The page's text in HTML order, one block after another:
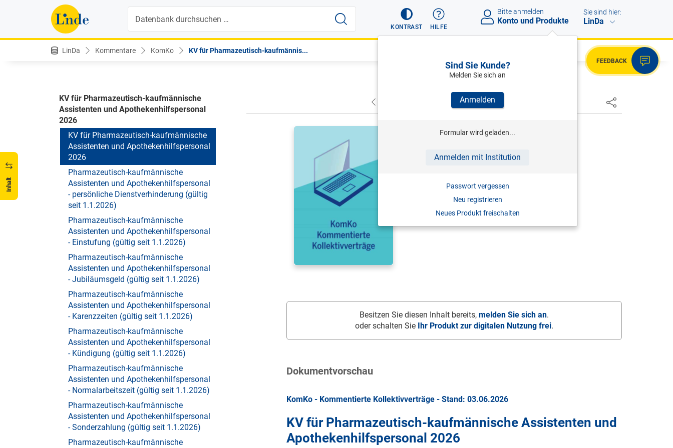
KONTRAST HILFE
Bitte anmelden
Konto und Produkte
Sind Sie Kunde?
Melden Sie sich an
Anmelden
Formular wird geladen...
Anmelden mit Institution
Passwort vergessen
Neu registrieren
Neues Produkt freischalten
Sie sind hier:
LinDa
LinDa Kommentare KomKo KV für Pharmazeutisch-kaufmännis...
FEEDBACK
Inhalt
Angestellte - Pharmazeutische
Fachkräfte in öffentlichen Apotheken
und Anstaltsapotheken Österreichs -
Verfall (gültig seit 1.1.2022)
KV für Pharmazeutisch-kaufmännische
Assistenten und Apothekenhilfspersonal
2026
KV für Pharmazeutisch-kaufmännische
Assistenten und Apothekenhilfspersonal
2026
Pharmazeutisch-kaufmännische
Assistenten und Apothekenhilfspersonal
- persönliche Dienstverhinderung (gültig
seit 1.1.2026)
Pharmazeutisch-kaufmännische
Assistenten und Apothekenhilfspersonal
- Einstufung (gültig seit 1.1.2026)
Pharmazeutisch-kaufmännische
Assistenten und Apothekenhilfspersonal
- Jubiläumsgeld (gültig seit 1.1.2026)
Pharmazeutisch-kaufmännische
Assistenten und Apothekenhilfspersonal
- Karenzzeiten (gültig seit 1.1.2026)
Pharmazeutisch-kaufmännische
Assistenten und Apothekenhilfspersonal
- Kündigung (gültig seit 1.1.2026)
Pharmazeutisch-kaufmännische
Assistenten und Apothekenhilfspersonal
- Normalarbeitszeit (gültig seit 1.1.2026)
Pharmazeutisch-kaufmännische
Assistenten und Apothekenhilfspersonal
- Sonderzahlung (gültig seit 1.1.2026)
Pharmazeutisch-kaufmännische
NÄCHSTER
HITZ/SCHRENK
Stand: 03.06.2026
Besitzen Sie diesen Inhalt bereits, melden Sie sich an.
oder schalten Sie Ihr Produkt zur digitalen Nutzung frei.
Dokumentvorschau
KomKo - Kommentierte Kollektivverträge - Stand: 03.06.2026
KV für Pharmazeutisch-kaufmännische Assistenten und
Apothekenhilfspersonal 2026